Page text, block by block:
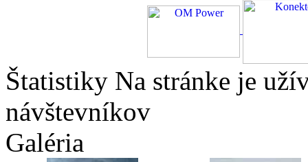
Štatistiky Na stránke je
návštevníkov
Galéria